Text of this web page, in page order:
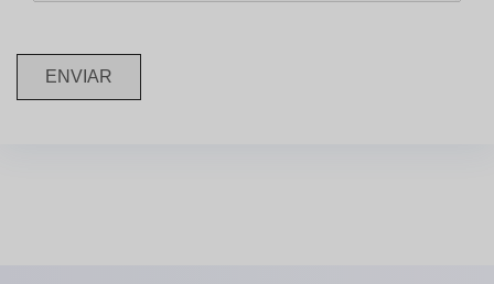
ENVIAR